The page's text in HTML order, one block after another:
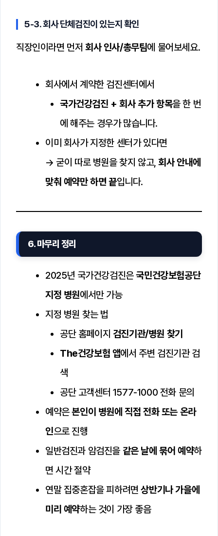
5-3. 회사 단체검진이 있는지 확인
직장인이라면 먼저 회사 인사/총무팀에 물어보세요.
회사에서 계약한 검진센터에서
국가건강검진 + 회사 추가 항목을 한 번
에 해주는 경우가 많습니다.
이미 회사가 지정한 센터가 있다면
→ 굳이 따로 병원을 찾지 않고,회사 안내에
맞춰 예약만 하면 끝입니다.
6. 마무리 정리
2025년 국가건강검진은국민건강보험공단
지정 병원에서만 가능
지정 병원 찾는 법
공단 홈페이지 검진기관/병원 찾기
The건강보험 앱에서 주변 검진기관 검
색
공단 고객센터 1577-1000 전화 문의
예약은본인이 병원에 직접 전화 또는 온라
인으로 진행
일반검진과 암검진을 같은 날에 묶어 예약하
면 시간 절약
연말 집중혼잡을 피하려면상반기나 가을에
미리 예약하는 것이 가장 좋음